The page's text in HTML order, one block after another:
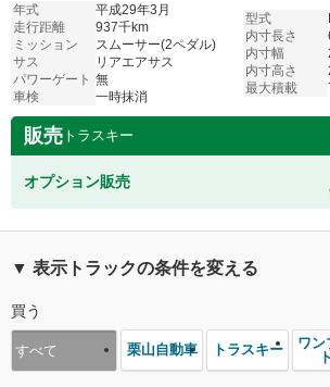
年式
平成29年3月
走行距離
937千km
ミッション
スムーサー(2ペダル)
サス
リアエアサス
パワーゲート 無
車検
一時抹消
型式
内寸長さ
内寸幅
内寸高さ
最大積載
販売 トラスキー
オプション販売
▼ 表示トラックの条件を変える
買う
すべて 栗山自動車 トラスキー
ワン